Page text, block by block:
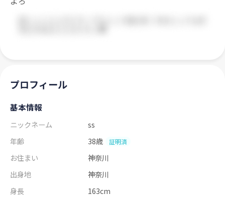
プロフィール
基本情報
ニックネーム
ss
年齢
38歳 証明済
お住まい
神奈川
出身地
神奈川
身長
163cm